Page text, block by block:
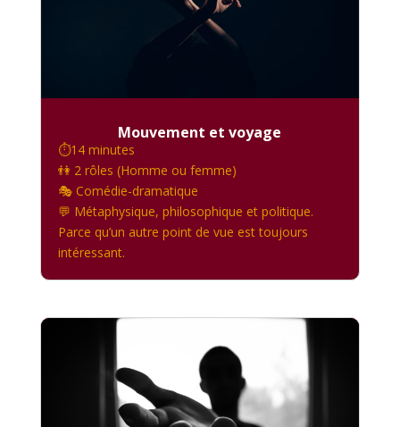
Mouvement et voyage
⏱️14 minutes
👫 2 rôles (Homme ou femme)
🎭 Comédie-dramatique
💬 Métaphysique, philosophique et politique.
Parce qu’un autre point de vue est toujours
intéressant.